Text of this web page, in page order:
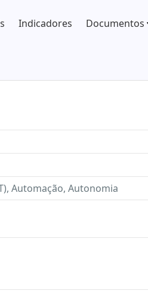
Indicadores Documentos
Automação, Autonomia